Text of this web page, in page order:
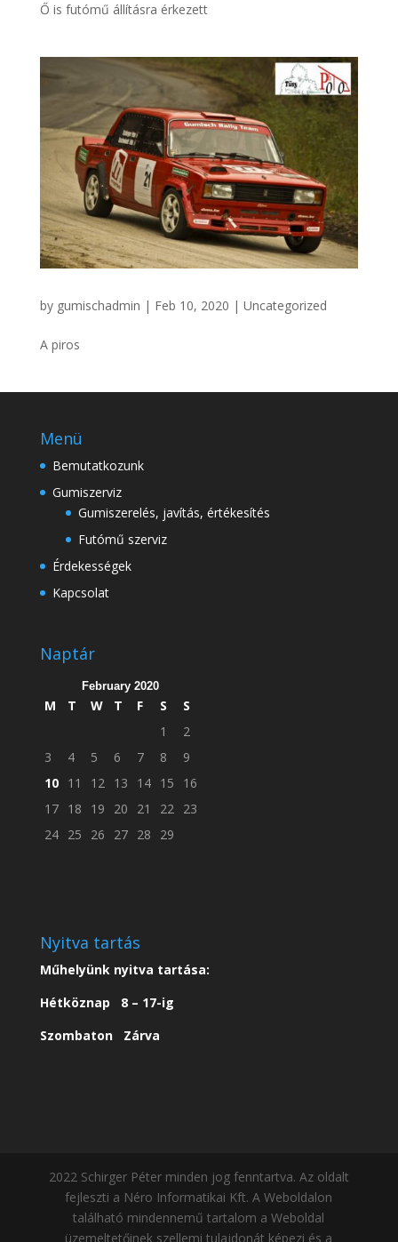
Ő is futómű állításra érkezett
by gumischadmin | Feb 10, 2020 | Uncategorized
A piros
Menü
Bemutatkozunk
Gumiszerviz
Gumiszerelés, javítás, értékesítés
Futómű szerviz
Érdekességek
Kapcsolat
Naptár
February 2020
M T W T F S
S
1
2
3
4 5 6 7 8
9
10 11 12 13 14 15
16
17 18 19 20 21 22 23
24 25 26 27 28 29
Nyitva tartás
Műhelyünk nyitva tartása:
Hétköznap 8 – 17-ig
Szombaton Zárva
2022 Schirger Péter minden jog fenntartva. Az oldalt
fejleszti a Néro Informatikai Kft. A Weboldalon
található mindennemű tartalom a Weboldal
üzemeltetőinek szellemi tulajdonát képezi és a